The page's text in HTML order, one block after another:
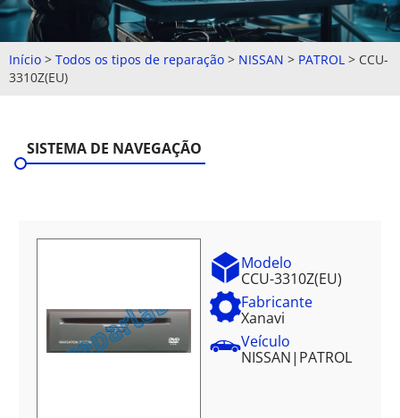
Início > Todos os tipos de reparação > NISSAN > PATROL > CCU-
3310Z(EU)
SISTEMA DE NAVEGAÇÃO
Modelo
CCU-3310Z(EU)
Fabricante
Xanavi
Veículo
NISSAN| PATROL